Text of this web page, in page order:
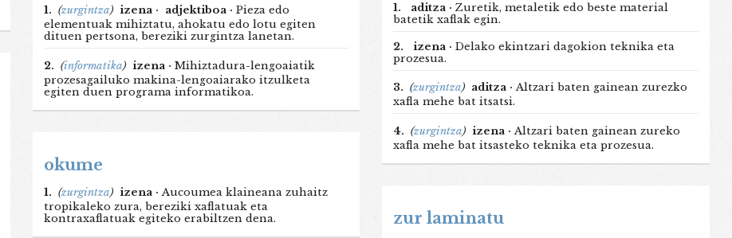
1. (zurgintza) izena · adjektiboa · Pieza edo
elementuak mihiztatu, ahokatu edo lotu egiten
dituen pertsona, bereziki zurgintza lanetan.
2. (informatika) izena · Mihiztadura-lengoaiatik
prozesagailuko makina-lengoaiarako itzulketa
egiten duen programa informatikoa.
okume
1. (zurgintza) izena · Aucoumea klaineana zuhaitz
tropikaleko zura, bereziki xaflatuak eta
kontraxaflatuak egiteko erabiltzen dena.
1. aditza · Zuretik, metaletik edo beste material
batetik xaflak egin.
2.
izena · Delako ekintzari dagokion teknika eta
prozesua.
3. (zurgintza) aditza · Altzari baten gainean zurezko
xafla mehe bat itsatsi.
4. (zurgintza) izena · Altzari baten gainean zureko
xafla mehe bat itsasteko teknika eta prozesua.
zur laminatu